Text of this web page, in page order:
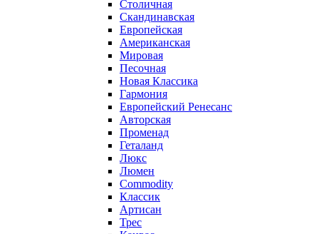
Столичная
Скандинавская
Европейская
Американская
Мировая
Песочная
Новая Классика
Гармония
Европейский Ренесанс
Авторская
Променад
Геталанд
Люкс
Люмен
Commodity
Классик
Артисан
Трес